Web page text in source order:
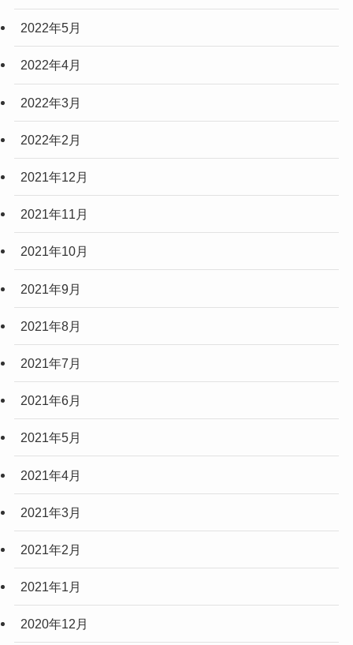
2022年5月
2022年4月
2022年3月
2022年2月
2021年12月
2021年11月
2021年10月
2021年9月
2021年8月
2021年7月
2021年6月
2021年5月
2021年4月
2021年3月
2021年2月
2021年1月
2020年12月